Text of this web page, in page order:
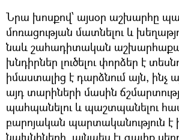
Նրա խոսքով՝ այսօր աշխարհը
մոռացության մատնելու և
նաև շահադիտական
խնդիրներ լուծելու փորձեր է
իմաստալից է դարձնում այն, ինչ
այդ տարիների մասին
պահպանելու և պաշտպանելու
բարոյական պարտականություն է